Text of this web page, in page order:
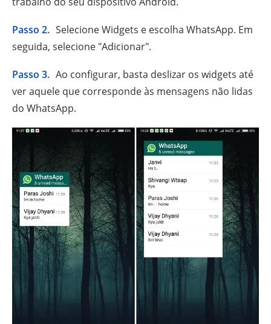
Passo 2. Selecione Widgets e escolha WhatsApp. Em
seguida, selecione "Adicionar".
Passo 3. Ao configurar, basta deslizar os widgets até
ver aquele que corresponde às mensagens não lidas
do WhatsApp.